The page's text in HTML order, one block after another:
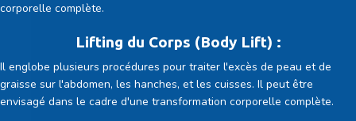
corporelle complète.
Lifting du Corps (Body Lift) :
Il englobe plusieurs procédures pour traiter l'excès de peau et de
graisse sur l'abdomen, les hanches, et les cuisses. Il peut être
envisagé dans le cadre d'une transformation corporelle complète.